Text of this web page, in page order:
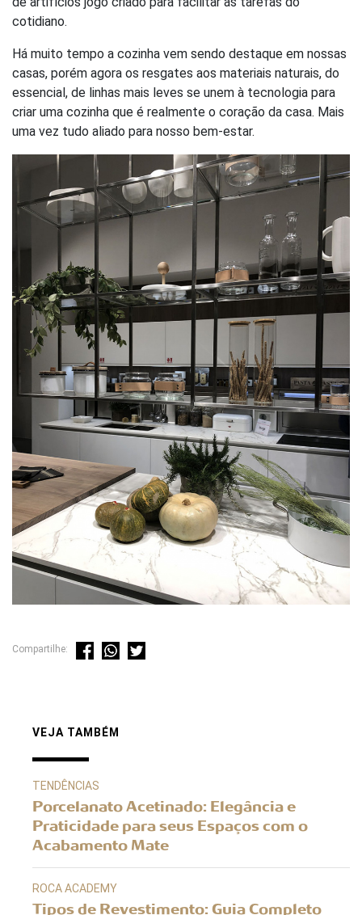
cotidiano.
Há muito tempo a cozinha vem sendo destaque em nossas
casas, porém agora os resgates aos materiais naturais, do
essencial, de linhas mais leves se unem à tecnologia para
criar uma cozinha que é realmente o coração da casa. Mais
uma vez tudo aliado para nosso bem-estar.
Compartilhe:
VEJA TAMBÉM
TENDÊNCIAS
Porcelanato Acetinado: Elegância e
Praticidade para seus Espaços com o
Acabamento Mate
ROCA ACADEMY
Tipos de Revestimento: Guia Completo